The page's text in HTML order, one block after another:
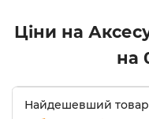
Ціни на
на
Найдешевший